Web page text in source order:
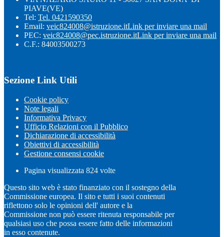
PIAVE(VE)
Tel: Tel. 0421590350
Email: veic824008@istruzione.itLink per inviare una mail
PEC: veic824008@pec.istruzione.itLink per inviare una mail
C.F.: 84003500273
Sezione Link Utili
Cookie policy
Note legali
Informativa Privacy
Ufficio Relazioni con il Pubblico
Dichiarazione di accessibilità
Obiettivi di accessibilità
Gestione consensi cookie
Pagina visualizzata 824 volte
Questo sito web è stato finanziato con il sostegno della
Commissione europea. Il sito e tutti i suoi contenuti
riflettono solo le opinioni dell' autore e la
Commissione non può essere ritenuta responsabile per
qualsiasi uso che possa essere fatto delle informazioni
in esso contenute.